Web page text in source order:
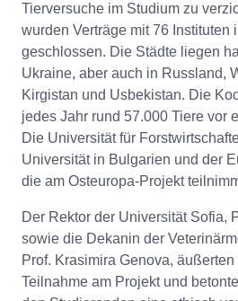
Tierversuche im Studium zu
wurden Verträge mit 76 Instituten
geschlossen. Die Städte liegen
Ukraine, aber auch in Russland,
Kirgistan und Usbekistan. Die
jedes Jahr rund 57.000 Tiere vor
Die Universität für
Universität in Bulgarien und der
die am Osteuropa-Projekt
Der Rektor der Universität Sofia,
sowie die Dekanin der
Prof. Krasimira Genova,
Teilnahme am Projekt und